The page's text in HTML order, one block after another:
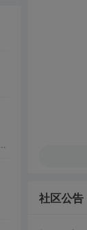
社区公告